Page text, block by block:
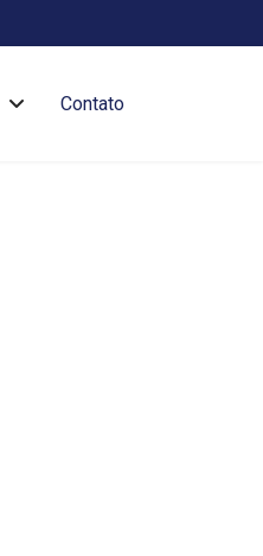
Contato